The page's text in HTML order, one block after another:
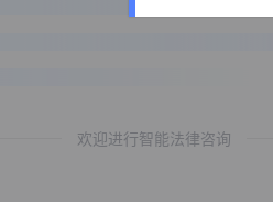
欢迎进行智能法律咨询